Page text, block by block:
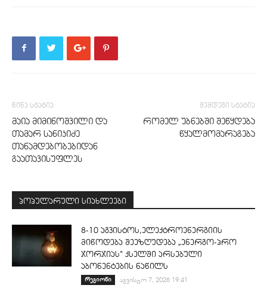
წინა სტატია
მაია მიმინოშვილი და
თამარ სანიკიძე
თანამდებობებიდან
გაათავისუფლეს
შემდეგი სტატია
რომელ უბნებში შეწყდება
წყალმომარაგება
პოპულარული სიახლეები
8-10 აგვისტოს,ელექტროენერგიის
მიწოდება შეეზღუდება „ენერგო-პრო
ჯორჯიას“ ქსელში არსებული
აბონენტების ნაწილს
რეგიონი აგვისტო 7, 2026 19:41